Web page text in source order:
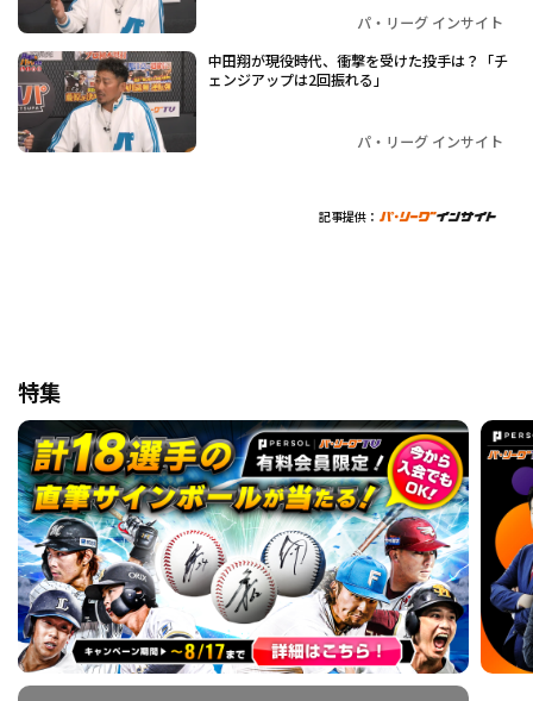
パ・リーグ インサイト
中田翔が現役時代、衝撃を受けた投手は？「チ
ェンジアップは2回振れる」
パ・リーグ インサイト
記事提供：
特集